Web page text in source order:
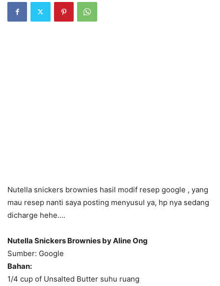
Nutella snickers brownies hasil modif resep google , yang
mau resep nanti saya posting menyusul ya, hp nya sedang
dicharge hehe….
Nutella Snickers Brownies by Aline Ong
Sumber: Google
Bahan:
1/4 cup of Unsalted Butter suhu ruang